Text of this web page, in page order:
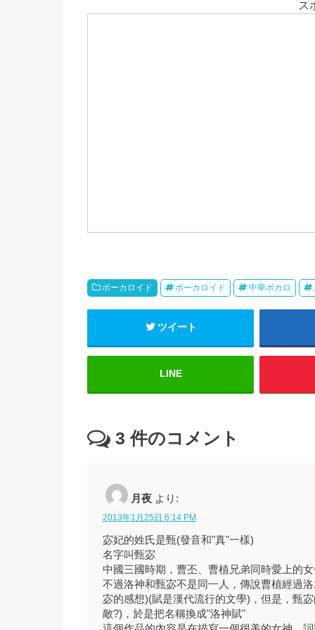
i c t n n
ス
ボーカロイド ボーカロイド 中華ボカロ
ツイート
LINE
3 件のコメント
月夜 より:
2013年1月25日 6:14 PM
宓妃的姓氏是甄(發音和"真"一樣)
名字叫甄宓
中國三國時期，曹丕、曹植兄弟同時愛上的
不過洛神和甄宓不是同一人，傳說曹植經過
宓的感想)(賦是漢代流行的文學)，但是，甄
敵?)，於是把名稱換成"洛神賦"